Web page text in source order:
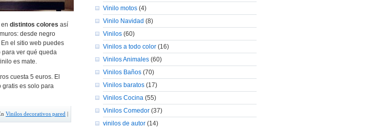
distintos colores así
desde negro
el sitio web puedes
ver qué queda
es mate.
cuesta 5 euros. El
gratis es solo para
Vinilos decorativos pared
Vinilo motos (4)
Vinilo Navidad (8)
Vinilos (60)
Vinilos a todo color (16)
Vinilos Animales (60)
Vinilos Baños (70)
Vinilos baratos (17)
Vinilos Cocina (55)
Vinilos Comedor (37)
vinilos de autor (14)